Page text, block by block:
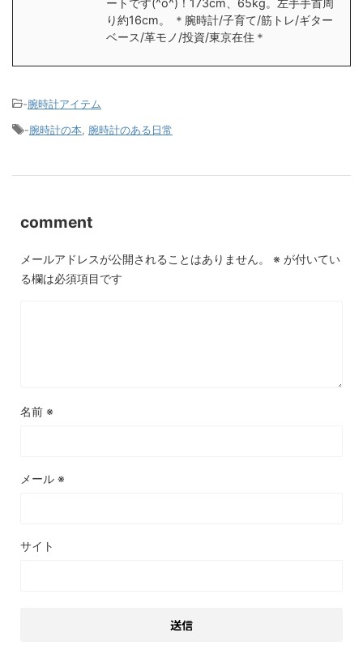
ートです(^o^)！173cm、65kg。左手手首周
り約16cm。 ＊腕時計/子育て/筋トレ/ギター
ベース/革モノ/投資/東京在住＊
-腕時計アイテム
-腕時計の本 腕時計のある日常
comment
メールアドレスが公開されることはありません。 ※ が付いてい
る欄は必須項目です
名前 ※
メール ※
サイト